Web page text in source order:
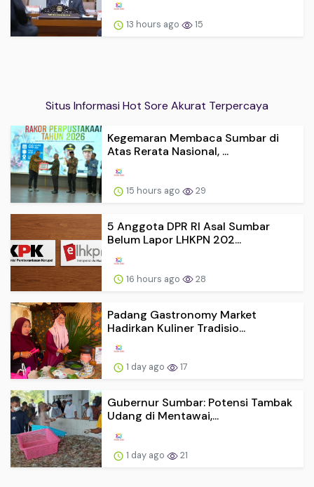
13 hours ago 15
Situs Informasi Hot Sore Akurat Terpercaya
Kegemaran Membaca Sumbar di
Atas Rerata Nasional, ...
15 hours ago 29
5 Anggota DPR RI Asal Sumbar
Belum Lapor LHKPN 202...
16 hours ago 28
Padang Gastronomy Market
Hadirkan Kuliner Tradisio...
1 day ago 17
Gubernur Sumbar: Potensi Tambak
Udang di Mentawai,...
1 day ago 21